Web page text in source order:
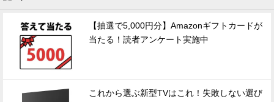
【抽選で5,000円分】Amazonギフトカードが
当たる！読者アンケート実施中
これから選ぶ新型TVはこれ！失敗しない選び